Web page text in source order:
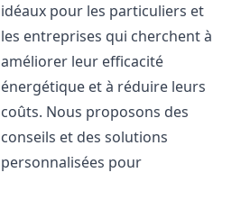
idéaux pour les particuliers et
les entreprises qui cherchent à
améliorer leur efficacité
énergétique et à réduire leurs
coûts. Nous proposons des
conseils et des solutions
personnalisées pour